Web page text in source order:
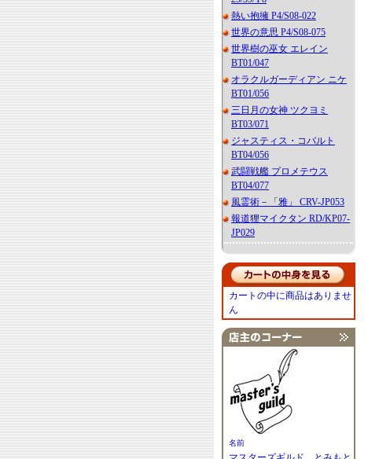
熱い抱擁 P4/S08-022
世界の意思 P4/S08-075
世界樹の巫女 エレイン
BT01/047
オラクルガーディアン ニケ
BT01/056
三日月の女神 ツクヨミ
BT03/071
ジャスティス・コバルト
BT04/056
武闘戦艦 プロメテウス
BT04/077
風霊術－「雅」 CRV-JP053
報道狸マイクタン RD/KP07-
JP029
カートの中に商品はありませ
ん
名前